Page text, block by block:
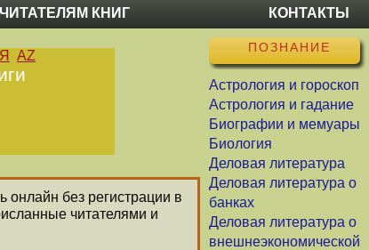
КНИГ КОНТАКТЫ
ПОЗНАНИЕ
Астрология и гороскоп
Астрология и гадание
Биографии и мемуары
Биология
Деловая литература
Деловая литература о
банках
Деловая литература о
внешнеэкономической
Я AZ
онлайн без регистрации в
читателями и